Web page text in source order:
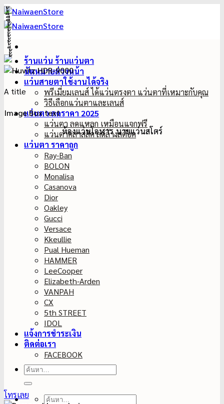
ข้าม
ไป
ยัง
เนื้อหา
ร้านแว่น ร้านแว่นตา
นัดหมายล่วงหน้า
แว่นสายตาใช้งานได้จริง
พรีเมี่ยมเลนส์ ได้แว่นตรงตา แว่นตาที่เหมาะกับคุณ
วิธีเลือกแว่นตาและเลนส์
แว่นตา ลดราคา 2025
แว่นตา ลดแหลก เหมือนแจกฟรี
แว่นตาคลาสสิค ลดล้างสต๊อค
แว่นตา ราคาถูก
Ray-Ban
BOLON
Monalisa
Casanova
Dior
Oakley
Gucci
Versace
Kkeullie
Pual Hueman
HAMMER
LeeCooper
Elizabeth-Arden
VANPAH
CX
5th STREET
IDOL
แจ้งการชำระเงิน
ติดต่อเรา
FACEBOOK
ค้นหา:
ค้นหา:
A title
Image Box text
ห้องแว่นโอฬาร_นายแว่นสโตร์
โทรเลย